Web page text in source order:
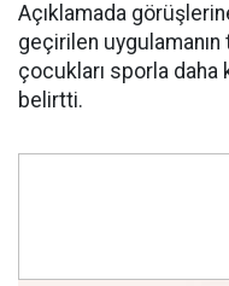
Açıklamada
geçirilen uygulamanın
çocukları sporla
belirtti.